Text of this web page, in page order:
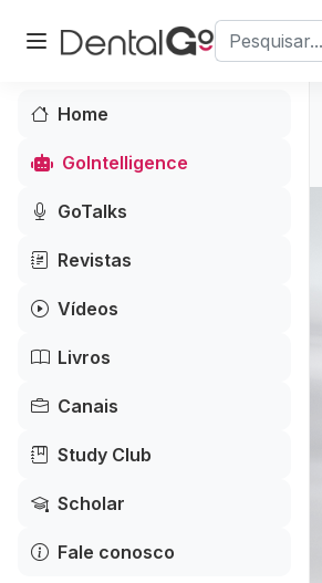
Home
GoIntelligence
GoTalks
Revistas
Vídeos
Livros
Canais
Study Club
Scholar
Fale conosco